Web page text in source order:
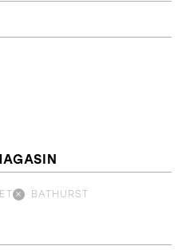
BATHURST